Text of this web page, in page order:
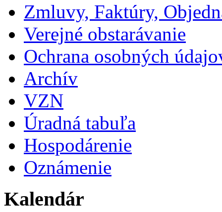
Zmluvy, Faktúry,
Verejné obstarávanie
Ochrana osobných
Archív
VZN
Úradná tabuľa
Hospodárenie
Oznámenie
Kalendár